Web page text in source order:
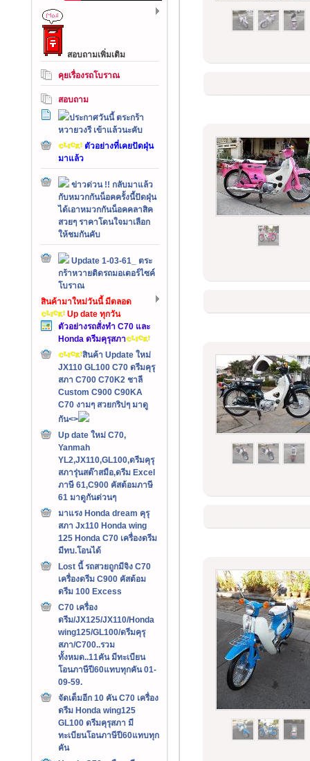
สอบถามเพิ่มเติม
คุยเรื่องรถโบราณ
สอบถาม
ประกาศวันนี้ ตระกร้า
หวายวงรี เข้าแล้วนะคับ
ตัวอย่างที่เคยปัดฝุ่น
มาแล้ว
ข่าวด่วน !! กลับมาแล้ว
กับหมวกกันน็อคครั้งนี้ปัดฝุ่น
ได้เอาหมวกกันน็อคคลาสิค
สวยๆ ราคาโดนใจมาเลือก
ให้ชมกันคับ
Update 1-03-61_ ตระ
กร้าหวายติดรถมอเตอร์ไซค์
โบราณ
สินค้ามาใหม่วันนี้ มีตลอด
Up date ทุกวัน
ตัวอย่างรถสั่งทำ C70 และ
Honda ดรีมคุรุสภา
สินค้า Update ใหม่
JX110 GL100 C70 ดรีมคุรุ
สภา C700 C70K2 ชาลี
Custom C900 C90KA
C70 งามๆ สวยกริปๆ มาดู
กัน<>
Up date ใหม่ C70,
Yanmah
YL2,JX110,GL100,ดรีมคุรุ
สภารุ่นสต๊าสมือ,ดรีม Excel
ภาษี 61,C900 คัสต้อมภาษี
61 มาดูกันด่วนๆ
มาแรง Honda dream คุรุ
สภา Jx110 Honda wing
125 Honda C70 เครื่องดรีม
มีทบ.โอนได้
Lost นี้ รถสวยถูกมีจิง C70
เครื่องดรีม C900 คัสต้อม
ดรีม 100 Excess
C70 เครื่อง
ดรีม/JX125/JX110/Honda
wing125/GL100/ดรีมคุรุ
สภา/C700..รวม
ทั้งหมด..11คัน มีทะเบียน
โอนภาษีปี60แทบทุกคัน 01-
09-59.
จัดเต็มอีก 10 คัน C70 เครื่อง
ดรีม Honda wing125
GL100 ดรีมคุรุสภา มี
ทะเบียนโอนภาษีปี60แทบทุก
คัน